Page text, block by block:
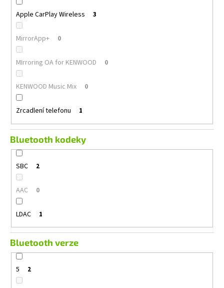
Apple CarPlay Wireless 3
MirrorApp+ 0
MIrroring OA for KENWOOD 0
KENWOOD Music Mix 0
Zrcadlení telefonu 1
Bluetooth kodeky
SBC 2
AAC 0
LDAC 1
Bluetooth verze
5 2